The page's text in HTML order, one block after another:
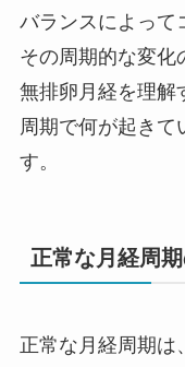
バランスによって
その周期的な変化
無排卵月経を理解
周期で何が起きて
す。
正常な月経周
正常な月経周期は